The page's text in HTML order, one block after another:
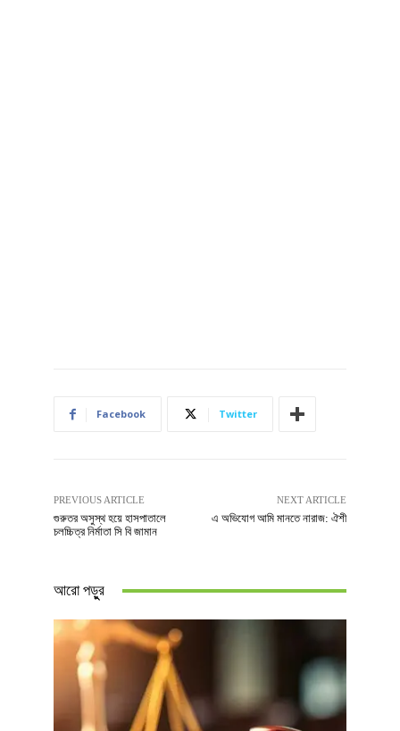
Facebook Twitter
PREVIOUS ARTICLE
গুরুতর অসুস্থ হয়ে হাসপাতালে
চলচ্চিত্র নির্মাতা সি বি জামান
NEXT ARTICLE
এ অভিযোগ আমি মানতে নারাজ: ঐশী
আরো পড়ুুর